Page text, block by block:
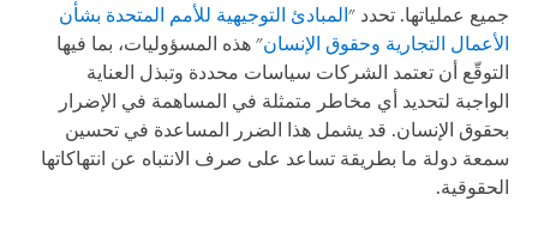
جميع عملياتها. تحدد " المبادئ التوجيهية للأمم المتحدة بشأن
الأعمال التجارية وحقوق الإنسان" هذه المسؤوليات، بما فيها
التوقّع أن تعتمد الشركات سياسات محددة وتبذل العناية
الواجبة لتحديد أي مخاطر متمثلة في المساهمة في الإضرار
بحقوق الإنسان. قد يشمل هذا الضرر المساعدة في تحسين
سمعة دولة ما بطريقة تساعد على صرف الانتباه عن انتهاكاتها
الحقوقية.